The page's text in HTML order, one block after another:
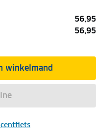
56,95
56,95
winkelmand